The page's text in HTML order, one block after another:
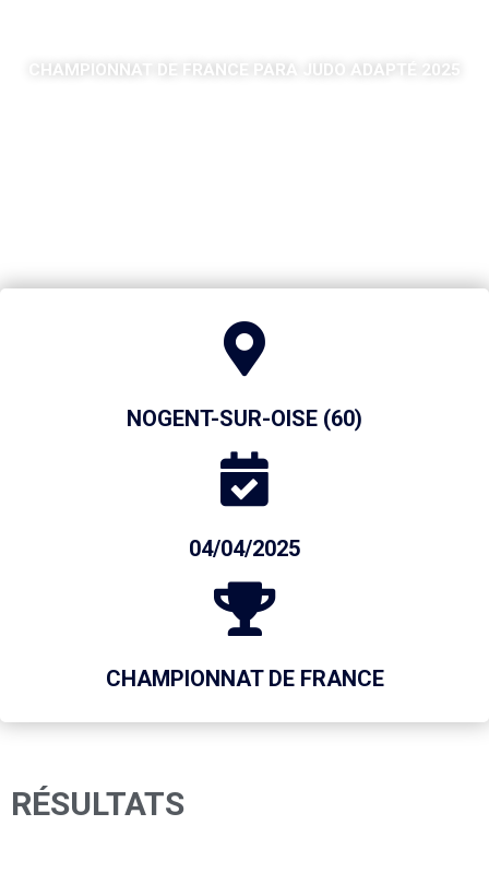
CHAMPIONNAT DE FRANCE PARA JUDO ADAPTÉ 2025
NOGENT-SUR-OISE (60)
04/04/2025
CHAMPIONNAT DE FRANCE
RÉSULTATS